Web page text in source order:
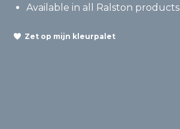
Available in all Ralston products
Zet op mijn kleurpalet